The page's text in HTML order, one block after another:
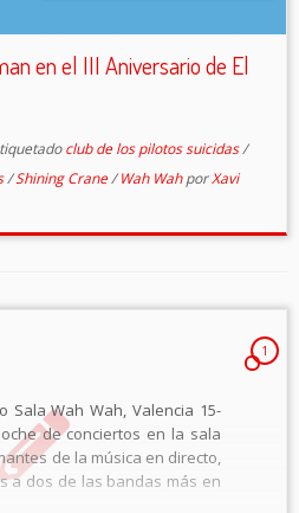
en el III Aniversario de El
club de los pilotos suicidas/
/Shining Crane/Wah WahporXavi
1
Sala Wah Wah, Valencia 15-
de conciertos en la sala
de la música en directo,
a dos de las bandas más en